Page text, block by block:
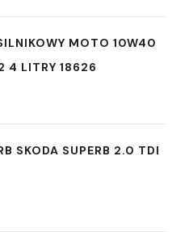
MOTO 10W40
4 LITRY 18626
SKODA SUPERB 2.0 TDI